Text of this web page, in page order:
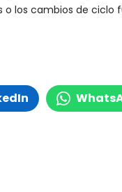
o los cambios de ciclo